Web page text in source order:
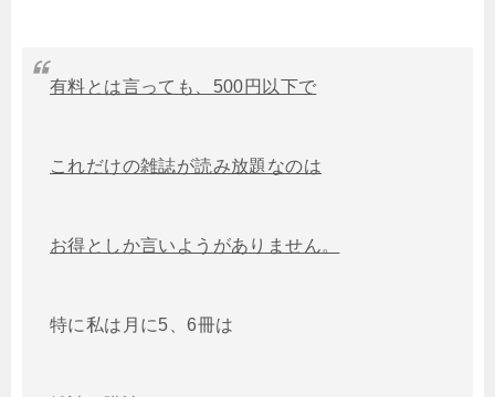
有料とは言っても、500円以下で
これだけの雑誌が読み放題なのは
お得としか言いようがありません。
特に私は月に5、6冊は